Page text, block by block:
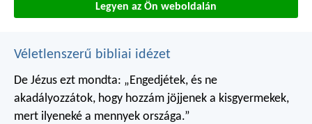
Legyen az Ön weboldalán
Véletlenszerű bibliai idézet
De Jézus ezt mondta: „Engedjétek, és ne
akadályozzátok, hogy hozzám jöjjenek a kisgyermekek,
mert ilyeneké a mennyek országa.”